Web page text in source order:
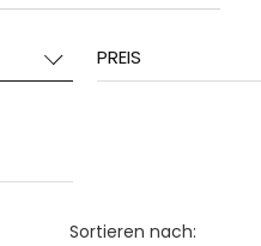
PREIS
Sortieren nach: